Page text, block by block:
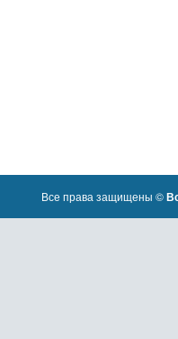
Все права защищены ©